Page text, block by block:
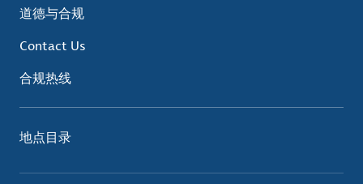
道德与合规
Contact Us
合规热线
地点目录